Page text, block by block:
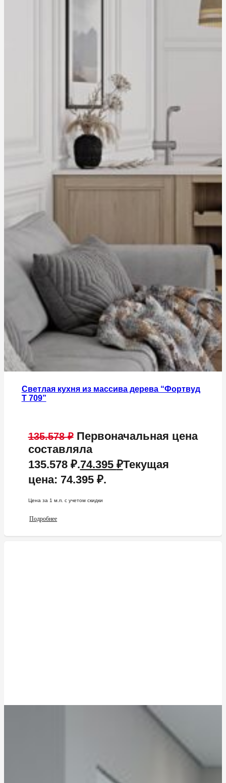
Светлая кухня из массива дерева “Фортвуд
Т 709”
135.578₽ Первоначальная цена
составляла
135.578 ₽.74.395 ₽Текущая
цена: 74.395 ₽.
Цена за 1 м.п. c учетом скидки
Подробнее